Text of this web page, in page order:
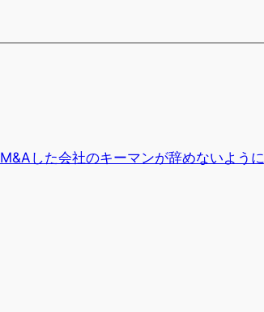
M&Aした会社のキーマンが辞めないように